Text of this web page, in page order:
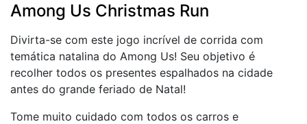
Among Us Christmas Run
Divirta-se com este jogo incrível de corrida com
temática natalina do Among Us! Seu objetivo é
recolher todos os presentes espalhados na cidade
antes do grande feriado de Natal!
Tome muito cuidado com todos os carros e